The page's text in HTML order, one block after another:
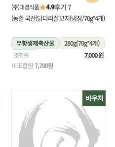
(주)대경식품★4.9후기 7
(농할 국산)닭다리살꼬치(냉장/70g*4개)
무항생제축산물
280g(70g*4개)
냉장
조합원 7,000원
비조합원 7,700원
바우처